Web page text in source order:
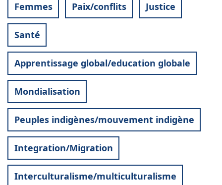
Femmes Paix/conflits Justice
Santé
Apprentissage global/education globale
Mondialisation
Peuples indigènes/mouvement indigène
Integration/Migration
Interculturalisme/multiculturalisme